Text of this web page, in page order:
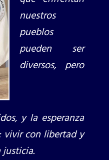
nuestros
pueblos
pueden ser
diversos, pero
y la esperanza
vivir con libertad y